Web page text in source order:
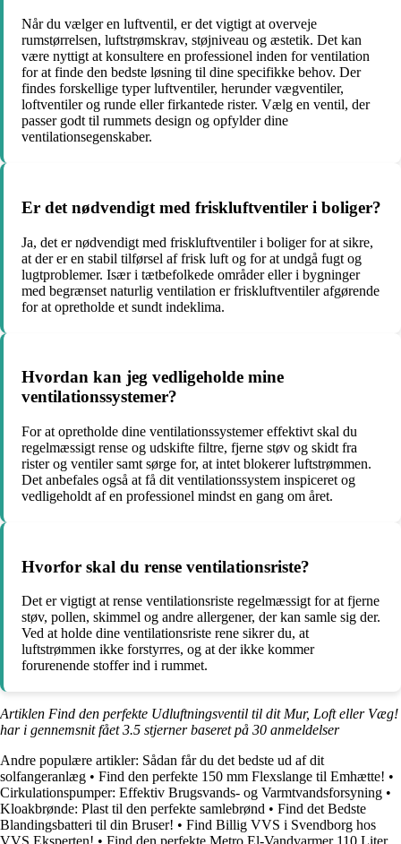
Når du vælger en luftventil, er det vigtigt at overveje
rumstørrelsen, luftstrømskrav, støjniveau og æstetik. Det kan
være nyttigt at konsultere en professionel inden for ventilation
for at finde den bedste løsning til dine specifikke behov. Der
findes forskellige typer luftventiler, herunder vægventiler,
loftventiler og runde eller firkantede rister. Vælg en ventil, der
passer godt til rummets design og opfylder dine
ventilationsegenskaber.
Er det nødvendigt med friskluftventiler i boliger?
Ja, det er nødvendigt med friskluftventiler i boliger for at sikre,
at der er en stabil tilførsel af frisk luft og for at undgå fugt og
lugtproblemer. Især i tætbefolkede områder eller i bygninger
med begrænset naturlig ventilation er friskluftventiler afgørende
for at opretholde et sundt indeklima.
Hvordan kan jeg vedligeholde mine
ventilationssystemer?
For at opretholde dine ventilationssystemer effektivt skal du
regelmæssigt rense og udskifte filtre, fjerne støv og skidt fra
rister og ventiler samt sørge for, at intet blokerer luftstrømmen.
Det anbefales også at få dit ventilationssystem inspiceret og
vedligeholdt af en professionel mindst en gang om året.
Hvorfor skal du rense ventilationsriste?
Det er vigtigt at rense ventilationsriste regelmæssigt for at fjerne
støv, pollen, skimmel og andre allergener, der kan samle sig der.
Ved at holde dine ventilationsriste rene sikrer du, at
luftstrømmen ikke forstyrres, og at der ikke kommer
forurenende stoffer ind i rummet.
Artiklen Find den perfekte Udluftningsventil til dit Mur, Loft eller Væg!
har i gennemsnit fået3.5 stjerner baseret på 30 anmeldelser
Andre populære artikler: Sådan får du det bedste ud af dit
solfangeranlæg • Find den perfekte 150 mm Flexslange til Emhætte! •
Cirkulationspumper: Effektiv Brugsvands- og Varmtvandsforsyning •
Kloakbrønde: Plast til den perfekte samlebrønd • Find det Bedste
Blandingsbatteri til din Bruser! • Find Billig VVS i Svendborg hos